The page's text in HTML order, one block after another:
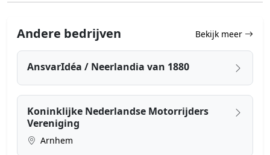
Andere bedrijven Bekijk meer
AnsvarIdéa / Neerlandia van 1880
Koninklijke Nederlandse Motorrijders
Vereniging
Arnhem